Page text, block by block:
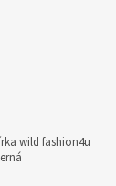
wild fashion4u